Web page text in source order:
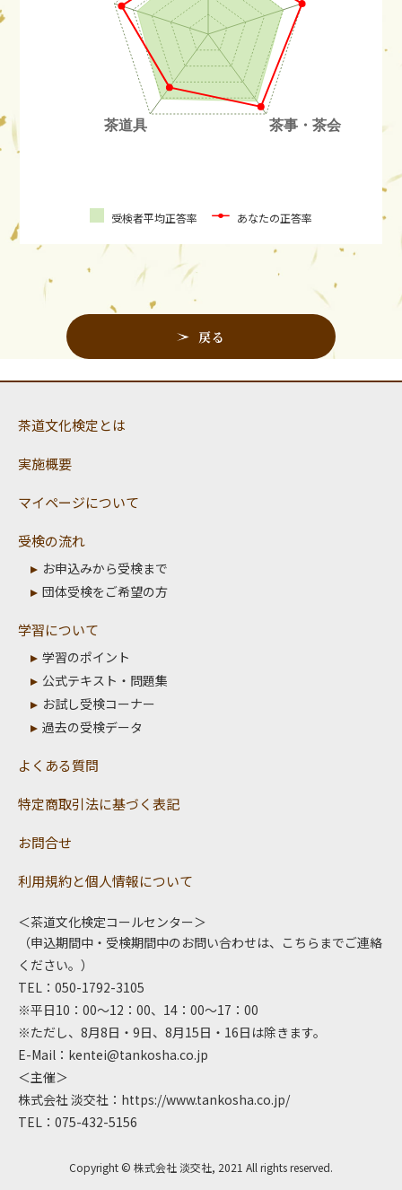
受検者平均正答率 あなたの正答率
戻る
茶道文化検定とは
実施概要
マイページについて
受検の流れ
お申込みから受検まで
団体受検をご希望の方
学習について
学習のポイント
公式テキスト・問題集
お試し受検コーナー
過去の受検データ
よくある質問
特定商取引法に基づく表記
お問合せ
利用規約と個人情報について
＜茶道文化検定コールセンター＞
（申込期間中・受検期間中のお問い合わせは、こちらまでご連絡
ください。）
TEL：050-1792-3105
※平日10：00～12：00、14：00～17：00
※ただし、8月8日・9日、8月15日・16日は除きます。
E-Mail： kentei@tankosha.co.jp
＜主催＞
株式会社 淡交社： https://www.tankosha.co.jp/
TEL：075-432-5156
Copyright © 株式会社 淡交社, 2021 All rights reserved.